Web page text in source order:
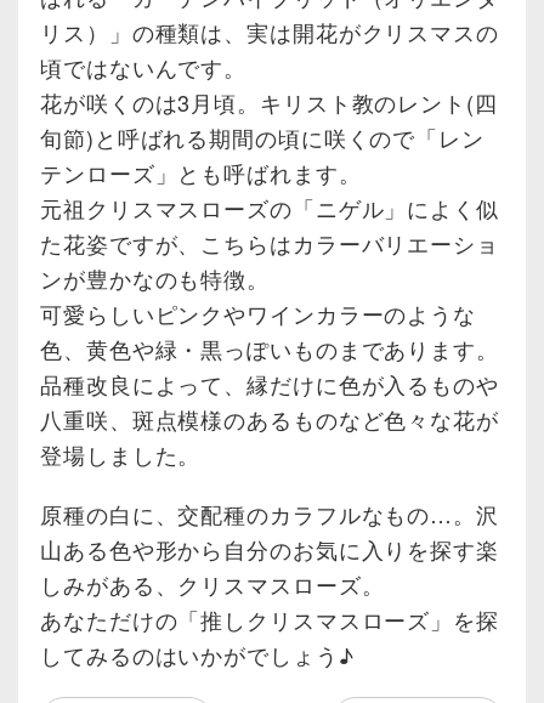
リス）」の種類は、実は開花がクリスマスの
頃ではないんです。
花が咲くのは3月頃。キリスト教のレント(四
旬節)と呼ばれる期間の頃に咲くので「レン
テンローズ」とも呼ばれます。
元祖クリスマスローズの「ニゲル」によく似
た花姿ですが、こちらはカラーバリエーショ
ンが豊かなのも特徴。
可愛らしいピンクやワインカラーのような
色、黄色や緑・黒っぽいものまであります。
品種改良によって、縁だけに色が入るものや
八重咲、斑点模様のあるものなど色々な花が
登場しました。
原種の白に、交配種のカラフルなもの…。沢
山ある色や形から自分のお気に入りを探す楽
しみがある、クリスマスローズ。
あなただけの「推しクリスマスローズ」を探
してみるのはいかがでしょう♪